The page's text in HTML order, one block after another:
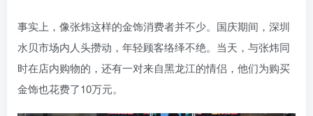
事实上，像张炜这样的金饰消费者并不少。国庆期间，深圳
水贝市场内人头攒动，年轻顾客络绎不绝。当天，与张炜同
时在店内购物的，还有一对来自黑龙江的情侣，他们为购买
金饰也花费了10万元。